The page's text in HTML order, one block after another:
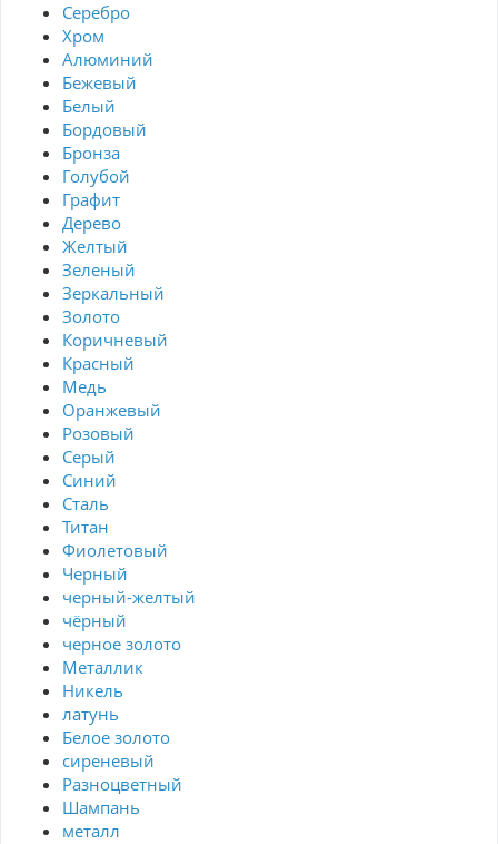
Серебро
Хром
Алюминий
Бежевый
Белый
Бордовый
Бронза
Голубой
Графит
Дерево
Желтый
Зеленый
Зеркальный
Золото
Коричневый
Красный
Медь
Оранжевый
Розовый
Серый
Синий
Сталь
Титан
Фиолетовый
Черный
черный-желтый
чёрный
черное золото
Металлик
Никель
латунь
Белое золото
сиреневый
Разноцветный
Шампань
металл